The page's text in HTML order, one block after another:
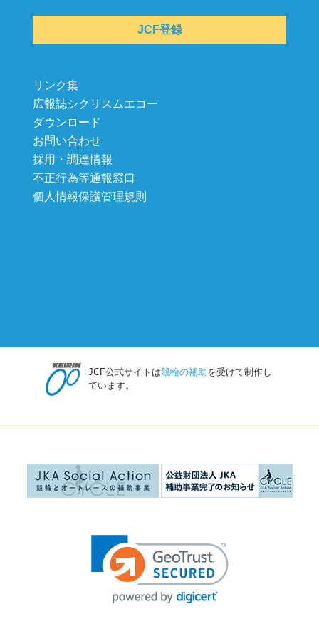
JCF登録
リンク集
広報誌シクリスムエコー
ダウンロード
お問い合わせ
採用・調達情報
不正行為等通報窓口
個人情報保護管理規則
JCF公式サイトは競輪の補助を受けて制作し
ています。